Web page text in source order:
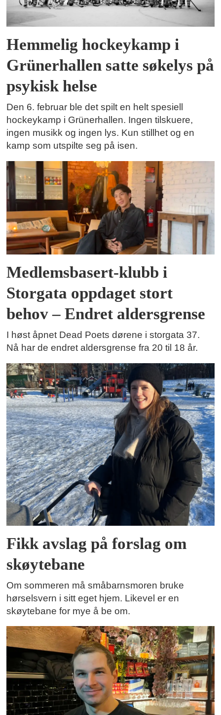
Hemmelig hockeykamp i
Grünerhallen satte søkelys på
psykisk helse
Den 6. februar ble det spilt en helt spesiell
hockeykamp i Grünerhallen. Ingen tilskuere,
ingen musikk og ingen lys. Kun stillhet og en
kamp som utspilte seg på isen.
Medlemsbasert-klubb i
Storgata oppdaget stort
behov – Endret aldersgrense
I høst åpnet Dead Poets dørene i storgata 37.
Nå har de endret aldersgrense fra 20 til 18 år.
Fikk avslag på forslag om
skøytebane
Om sommeren må småbarnsmoren bruke
hørselsvern i sitt eget hjem. Likevel er en
skøytebane for mye å be om.